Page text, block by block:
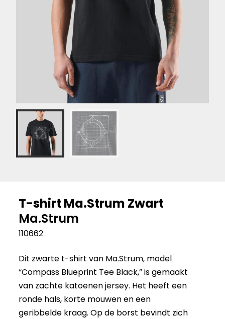
T-shirt Ma.Strum Zwart
Ma.Strum
110662
Dit zwarte t-shirt van Ma.Strum, model
“Compass Blueprint Tee Black,” is gemaakt
van zachte katoenen jersey. Het heeft een
ronde hals, korte mouwen en een
geribbelde kraag. Op de borst bevindt zich